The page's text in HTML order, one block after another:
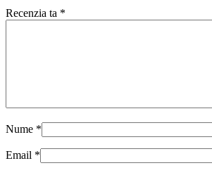
Recenzia ta *
Nume *
Email *